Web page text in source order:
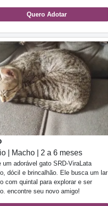
Quero Adotar
| Macho | 2 a 6 meses
um adorável gato SRD-ViraLata
dócil e brincalhão. Ele busca um lar
com quintal para explorar e ser
encontre seu novo amigo!